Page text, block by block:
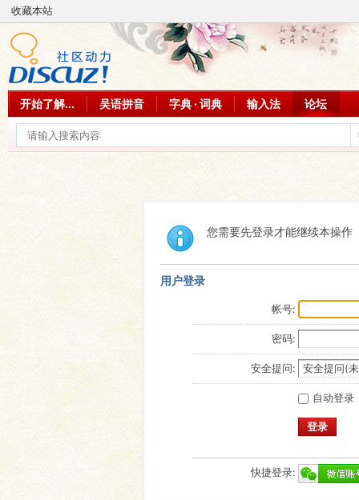
收藏本站
开始了解... 吴语拼音 字典 · 词典 输入法 论坛
您需要先登录才能继续本操作
用户登录
帐号:
密码:
安全提问:
自动登录
登录
快捷登录: